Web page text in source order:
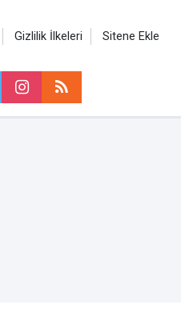
Gizlilik İlkeleri Sitene Ekle